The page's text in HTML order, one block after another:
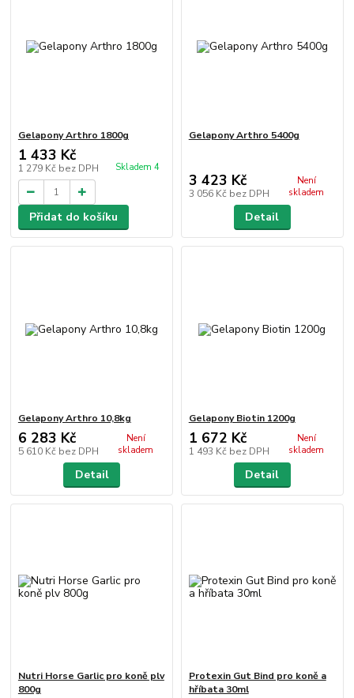
Gelapony Arthro 1800g
1 433 Kč
1 279 Kč bez DPH Skladem 4
Přidat do košíku
Gelapony Arthro 5400g
3 423 Kč
3 056 Kč bez DPH
Není
skladem
Detail
Gelapony Arthro 10,8kg
6 283 Kč
5 610 Kč bez DPH
Není
skladem
Detail
Gelapony Biotin 1200g
1 672 Kč
1 493 Kč bez DPH
Není
skladem
Detail
Nutri Horse Garlic pro koně plv
800g
Protexin Gut Bind pro koně a
hříbata 30ml